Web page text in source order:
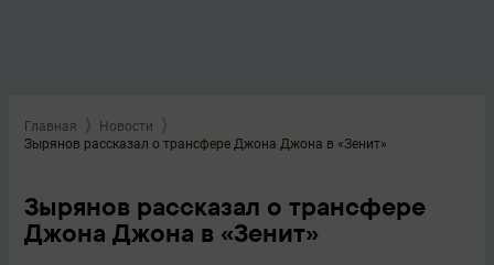
Главная
Новости
Зырянов рассказал о трансфере Джона Джона в «Зенит»
Зырянов рассказал о трансфере
Джона Джона в «Зенит»